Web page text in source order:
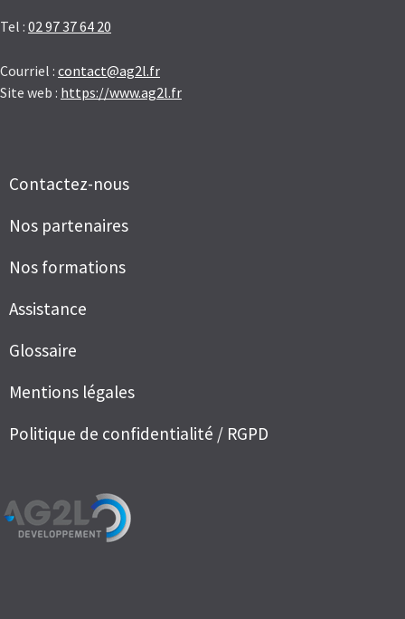
Tel : 02 97 37 64 20
Courriel : contact@ag2l.fr
Site web : https://www.ag2l.fr
Contactez-nous
Nos partenaires
Nos formations
Assistance
Glossaire
Mentions légales
Politique de confidentialité / RGPD